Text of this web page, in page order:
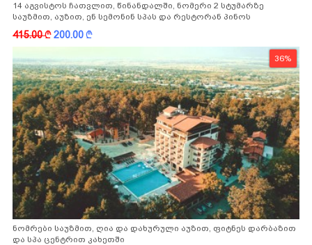
14 აგვისტოს ჩათვლით, წინანდალში, ნომერი 2 სტუმარზე
საუზმით, აუზით, ენ სემონინ სპას და რესტორან პინოს
ფასდაკლებით
415.00k200.00k
36%
ნომრები საუზმით, ღია და დახურული აუზით, ფიტნეს დარბაზით
და სპა ცენტრით კახეთში